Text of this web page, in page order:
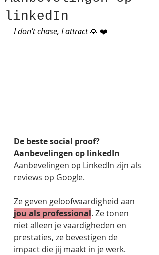
linkedIn
I don’t chase, I attract 🙏 ❤️
De beste social proof?
Aanbevelingen op linkedIn
Aanbevelingen op LinkedIn zijn als
reviews op Google.
Ze geven geloofwaardigheid aan
jou als professional. Ze tonen
niet alleen je vaardigheden en
prestaties, ze bevestigen de
impact die jij maakt in je werk.